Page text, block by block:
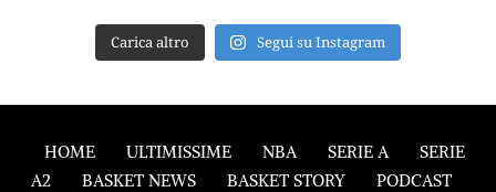
Carica altro Segui su Instagram
HOME ULTIMISSIME NBA SERIE A
SERIE
A2
BASKET NEWS BASKET STORY PODCAST